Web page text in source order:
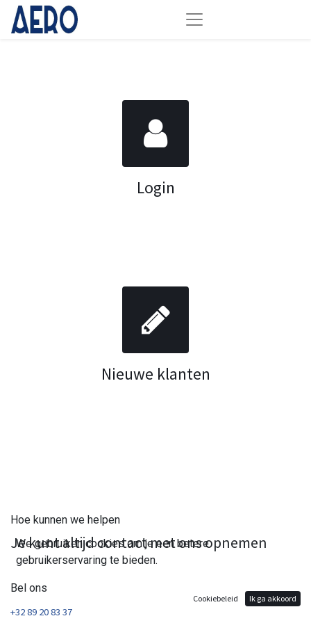
Login
Nieuwe klanten
Hoe kunnen we helpen
Je kunt altijd contact met ons opnemen
Bel ons
+32 89 20 83 37
We gebruiken cookies om je een betere
gebruikerservaring te bieden.
Cookiebeleid Ik ga akkoord